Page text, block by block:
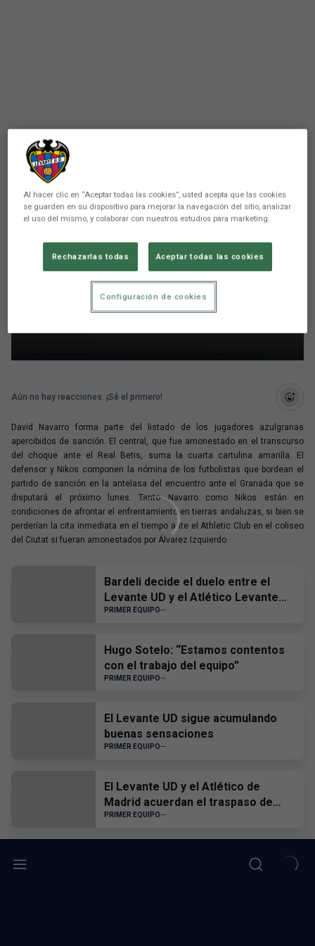
David Navarro se incluye en el
listado de los jugadores
Aún no hay reacciones. ¡Sé el primero!
David Navarro forma parte del listado de los jugadores azulgranas
apercibidos de sanción. El central, que fue amonestado en el transcurso
del choque ante el Real Betis, suma la cuarta cartulina amarilla. El
defensor y Nikos componen la nómina de los futbolistas que bordean el
partido de sanción en la antelasa del encuentro ante el Granada que se
disputará el próximo lunes. Tanto Navarro como Nikos están en
condiciones de afrontar el enfrentamiento en tierras andaluzas, si bien se
perderían la cita inmediata en el tiempo ante el Athletic Club en el coliseo
del Ciutat si fueran amonestados por Álvarez Izquierdo.
Bardeli decide el duelo entre el
Levante UD y el Atlético Levante
UD
PRIMER EQUIPO
Hugo Sotelo: “Estamos contentos
con el trabajo del equipo”
PRIMER EQUIPO
El Levante UD sigue acumulando
buenas sensaciones
PRIMER EQUIPO
El Levante UD y el Atlético de
Madrid acuerdan el traspaso de
Edgar Alcañiz
PRIMER EQUIPO
Al hacer clic en “Aceptar todas las cookies”, usted acepta que las cookies
se guarden en su dispositivo para mejorar la navegación del sitio, analizar
el uso del mismo, y colaborar con nuestros estudios para marketing.
Rechazarlas todas Aceptar todas las cookies
Configuración de cookies